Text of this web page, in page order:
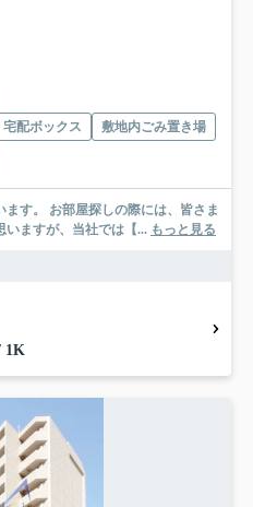
宅配ボックス
敷地内ごみ置き場
は、皆さま
いますが、当社では【... もっと見る
1K